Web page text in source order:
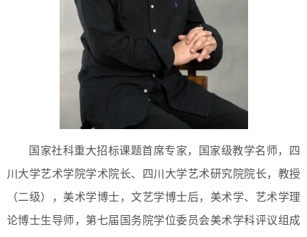
国家社科重大招标课题首席专家，国家级教学名师，四
川大学艺术学院学术院长、四川大学艺术研究院院长，教授
（二级），美术学博士，文艺学博士后，美术学、艺术学理
论博士生导师，第七届国务院学位委员会美术学科评议组成